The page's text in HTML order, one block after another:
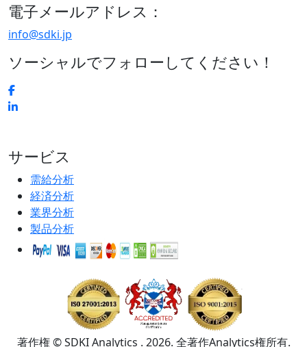
電子メールアドレス：
info@sdki.jp
ソーシャルでフォローしてください！
サービス
需給分析
経済分析
業界分析
製品分析
著作権 © SDKI Analytics . 2026. 全著作Analytics権所有.